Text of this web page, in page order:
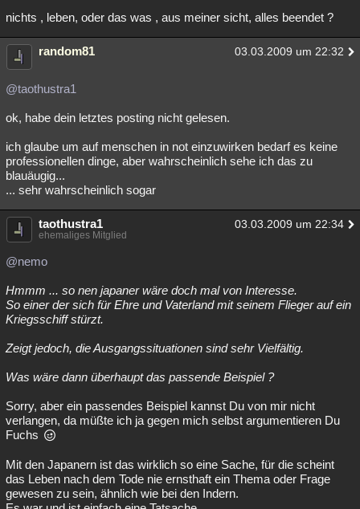
nichts , leben, oder das was , aus meiner sicht, alles beendet ?
random81 03.03.2009 um 22:32
@taothustra1
ok, habe dein letztes posting nicht gelesen.
ich glaube um auf menschen in not einzuwirken bedarf es keine
professionellen dinge, aber wahrscheinlich sehe ich das zu
blauäugig...
... sehr wahrscheinlich sogar
taothustra1 03.03.2009 um 22:34
ehemaliges Mitglied
@nemo
Hmmm ... so nen japaner wäre doch mal von Interesse.
So einer der sich für Ehre und Vaterland mit seinem Flieger auf ein
Kriegsschiff stürzt.
Zeigt jedoch, die Ausgangssituationen sind sehr Vielfältig.
Was wäre dann überhaupt das passende Beispiel ?
Sorry, aber ein passendes Beispiel kannst Du von mir nicht
verlangen, da müßte ich ja gegen mich selbst argumentieren Du
Fuchs
Mit den Japanern ist das wirklich so eine Sache, für die scheint
das Leben nach dem Tode nie ernsthaft ein Thema oder Frage
gewesen zu sein, ähnlich wie bei den Indern.